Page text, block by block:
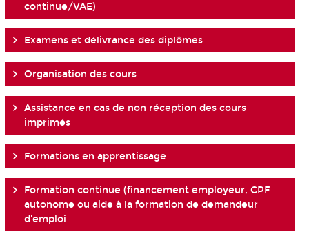
continue/VAE)
Examens et délivrance des diplômes
Organisation des cours
Assistance en cas de non réception des cours
imprimés
Formations en apprentissage
Formation continue (financement employeur, CPF
autonome ou aide à la formation de demandeur
d'emploi